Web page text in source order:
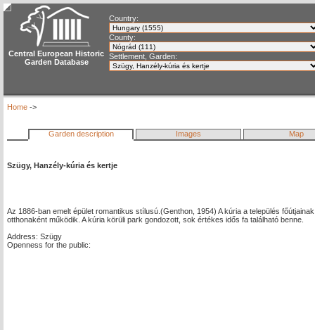
Central European Historic
Garden Database
Country:
County:
Settlement, Garden:
Home ->
Garden description Images Map
Szügy, Hanzély-kúria és kertje
Az 1886-ban emelt épület romantikus stílusú.(Genthon, 1954) A kúria a település
otthonaként működik. A kúria körüli park gondozott, sok értékes idős fa található benne.
Address: Szügy
Openness for the public: